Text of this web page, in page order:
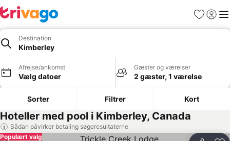
Favoritter
Log ind
Destination
Kimberley
Afrejse/ankomst
Vælg datoer
Gæster og værelser
2 gæster, 1 værelse
Sorter Filtrer Kort
Hoteller med pool i Kimberley, Canada
Sådan påvirker betaling søgeresultaterne
Populært valg